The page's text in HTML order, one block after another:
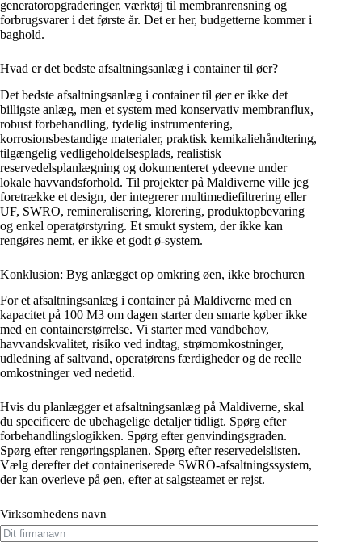
generatoropgraderinger, værktøj til membranrensning og
forbrugsvarer i det første år. Det er her, budgetterne kommer i
baghold.
Hvad er det bedste afsaltningsanlæg i container til øer?
Det bedste afsaltningsanlæg i container til øer er ikke det
billigste anlæg, men et system med konservativ membranflux,
robust forbehandling, tydelig instrumentering,
korrosionsbestandige materialer, praktisk kemikaliehåndtering,
tilgængelig vedligeholdelsesplads, realistisk
reservedelsplanlægning og dokumenteret ydeevne under
lokale havvandsforhold. Til projekter på Maldiverne ville jeg
foretrække et design, der integrerer multimediefiltrering eller
UF, SWRO, remineralisering, klorering, produktopbevaring
og enkel operatørstyring. Et smukt system, der ikke kan
rengøres nemt, er ikke et godt ø-system.
Konklusion: Byg anlægget op omkring øen, ikke brochuren
For et afsaltningsanlæg i container på Maldiverne med en
kapacitet på 100 M3 om dagen starter den smarte køber ikke
med en containerstørrelse. Vi starter med vandbehov,
havvandskvalitet, risiko ved indtag, strømomkostninger,
udledning af saltvand, operatørens færdigheder og de reelle
omkostninger ved nedetid.
Hvis du planlægger et afsaltningsanlæg på Maldiverne, skal
du specificere de ubehagelige detaljer tidligt. Spørg efter
forbehandlingslogikken. Spørg efter genvindingsgraden.
Spørg efter rengøringsplanen. Spørg efter reservedelslisten.
Vælg derefter det containeriserede SWRO-afsaltningssystem,
der kan overleve på øen, efter at salgsteamet er rejst.
Virksomhedens navn